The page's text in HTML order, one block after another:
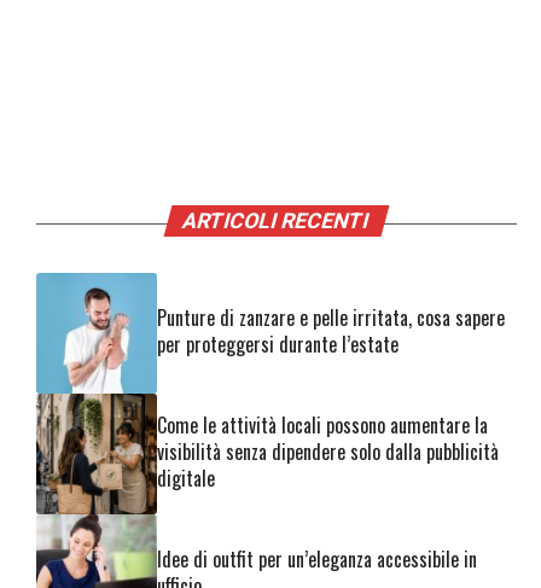
ARTICOLI RECENTI
Punture di zanzare e pelle irritata, cosa sapere
per proteggersi durante l’estate
Come le attività locali possono aumentare la
visibilità senza dipendere solo dalla pubblicità
digitale
Idee di outfit per un’eleganza accessibile in